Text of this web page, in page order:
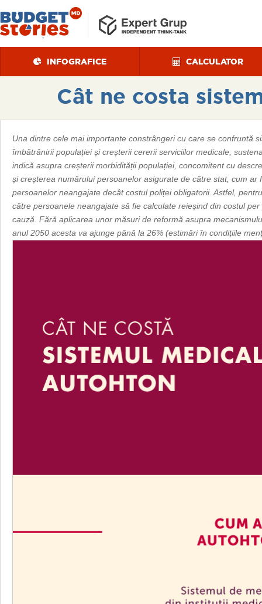
INFOGRAFICE CALCULATOR
Cât ne costa
Una dintre cele mai importante constrângeri cu care se confruntă
îmbătrânirii populației și creșterii cererii serviciilor medicale,
indică asupra creșterii morbidității populației, concomitent cu
și creșterea numărului persoanelor asigurate de către stat, cum
persoanelor neangajate decât costul poliței obligatorii. Astfel,
către persoanele neangajate să fie calculate reieșind din costul
cauză. Fără aplicarea unor măsuri de reformă asupra
anul 2050 acesta va ajunge până la 26% (estimări în condițiile